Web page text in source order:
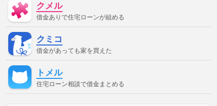
って審査に通る方法
法
停止条件 催告の抗弁権 債務不履行
譲渡
入札 全銀協 公序良俗
格
額
分筆登記
法
原状回復義務 双方代理
法
取消権 合意解除 合筆登記
不適合責任
妨害排除請求権
審査に通った方法
審査に通る 審査に通る方法
分
建ぺい率 建物 建物買取請求権
準法
建築確認 弁済 弁護士 強制執行
心裡留保
クメル
借金ありで住宅ローンが組める
クミコ
借金があっても家を買えた
トメル
住宅ローン相談で借金まとめる